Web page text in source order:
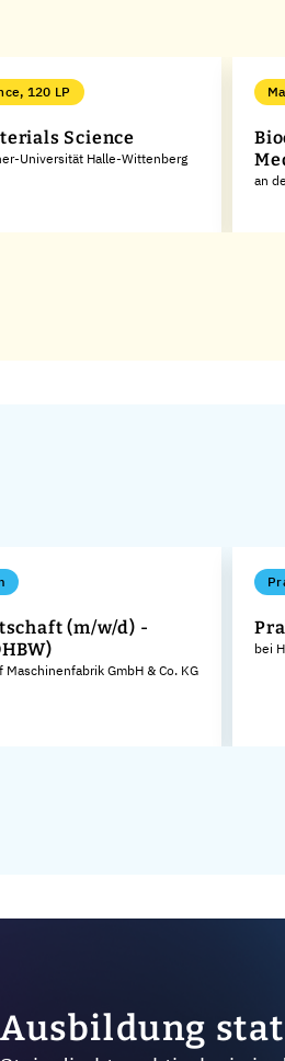
120 LP
Science
Universität Halle-Wittenberg
an
(m/w/d) -
Maschinenfabrik GmbH & Co. KG
bei
Ausbildung